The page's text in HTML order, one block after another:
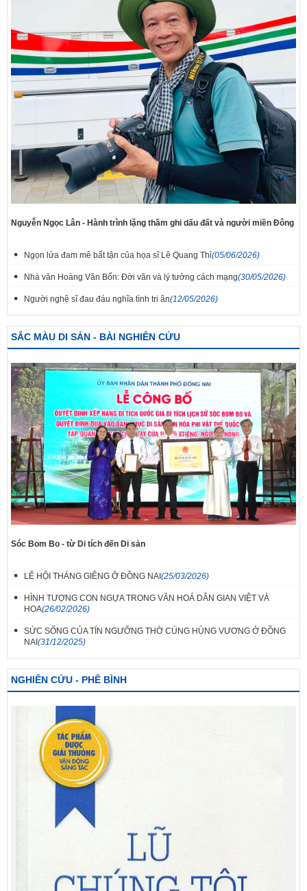
Nguyễn Ngọc Lân - Hành trình lặng thầm ghi dấu đất và người miền Đông
Ngọn lửa đam mê bất tận của họa sĩ Lê Quang Thỉ(05/06/2026)
Nhà văn Hoàng Văn Bổn: Đời văn và lý tưởng cách mạng(30/05/2026)
Người nghệ sĩ đau đáu nghĩa tình tri ân(12/05/2026)
SẮC MÀU DI SẢN - BÀI NGHIÊN CỨU
Sóc Bom Bo - từ Di tích đến Di sản
LỄ HỘI THÁNG GIÊNG Ở ĐỒNG NAI(25/03/2026)
HÌNH TƯỢNG CON NGỰA TRONG VĂN HOÁ DÂN GIAN VIỆT VÀ
HOA(26/02/2026)
SỨC SỐNG CỦA TÍN NGƯỠNG THỜ CÚNG HÙNG VƯƠNG Ở ĐỒNG
NAI(31/12/2025)
NGHIÊN CỨU - PHÊ BÌNH